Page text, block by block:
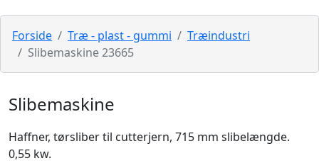
Forside Træ - plast - gummi
Træindustri
Slibemaskine 23665
Slibemaskine
Haffner, tørsliber til cutterjern, 715 mm slibelængde.
0,55 kw.